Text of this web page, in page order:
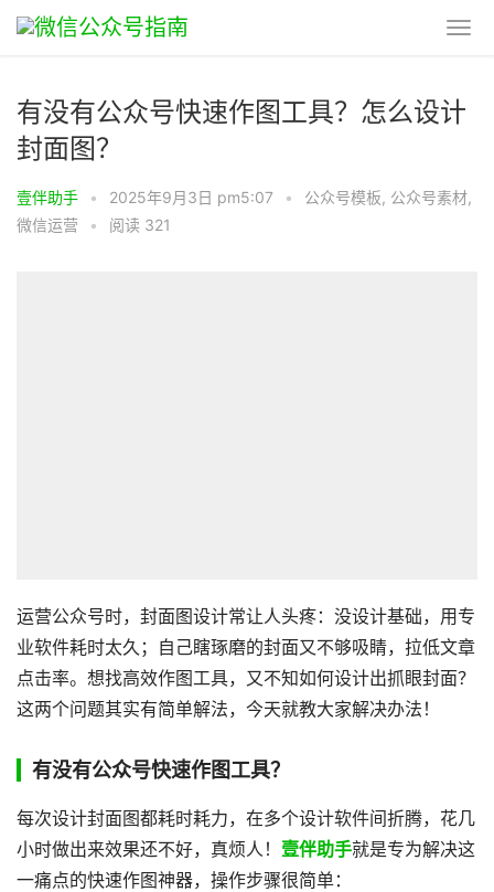
有没有公众号快速作图工具？怎么设计
封面图？
壹伴助手 • 2025年9月3日 pm5:07 • 公众号模板, 公众号素材,
微信运营
• 阅读 321
运营公众号时，封面图设计常让人头疼：没设计基础，用专
业软件耗时太久；自己瞎琢磨的封面又不够吸睛，拉低文章
点击率。想找高效作图工具，又不知如何设计出抓眼封面？
这两个问题其实有简单解法，今天就教大家解决办法！
有没有公众号快速作图工具？
每次设计封面图都耗时耗力，在多个设计软件间折腾，花几
小时做出来效果还不好，真烦人！ 壹伴助手就是专为解决这
一痛点的快速作图神器，操作步骤很简单：